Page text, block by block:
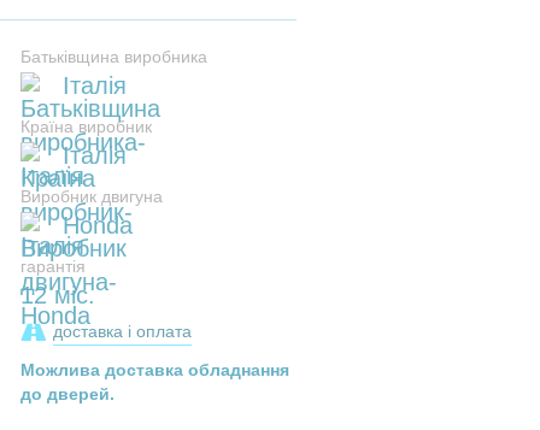
Батьківщина виробника
Італія
Країна виробник
Італія
Виробник двигуна
Honda
гарантія
12 міс.
доставка і оплата
Можлива доставка обладнання
до дверей.